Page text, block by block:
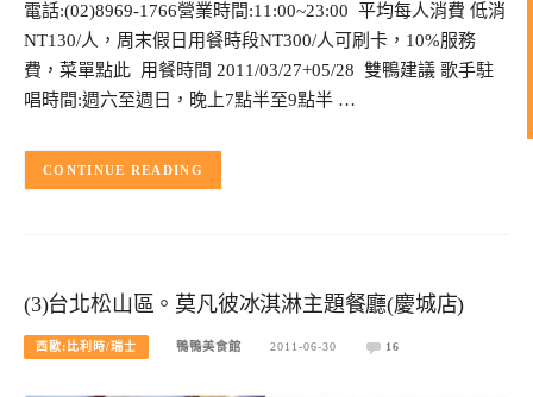
電話:(02)8969-1766營業時間:11:00~23:00 平均每人消費 低消
NT130/人，周末假日用餐時段NT300/人可刷卡，10%服務
費，菜單點此 用餐時間 2011/03/27+05/28 雙鴨建議 歌手駐
唱時間:週六至週日，晚上7點半至9點半 …
CONTINUE READING
(3)台北松山區。莫凡彼冰淇淋主題餐廳(慶城店)
西歐:比利時/瑞士 鴨鴨美食館 2011-06-30 16